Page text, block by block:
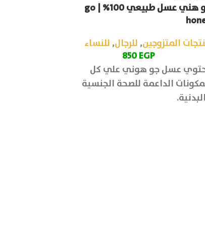
جو هني عسل طبيعي 100% | go
المتزوجين, للرجال, للنساء
850EGP
عسل جو هوني علي كل
الداعمة للصحة الجنسية